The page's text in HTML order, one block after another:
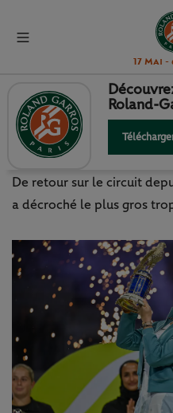
17 Mai -
WTA / ATP : LE
D’ANISIMOVA
De retour sur le circuit
a décroché le plus gros
Roland-